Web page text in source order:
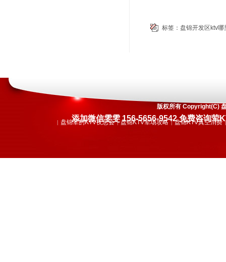
标签： 盘锦开发区ktv哪
| 盘锦荤的KTV夜总会 |盘锦KTV荤场攻略 |盘锦KTV真空消费
版权所有 Copyright(C)
添加微信雯雯 156-5656-9542 免费咨询荤